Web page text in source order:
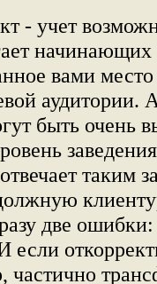
- учет
вами
быть очень
таким
две
если
частично